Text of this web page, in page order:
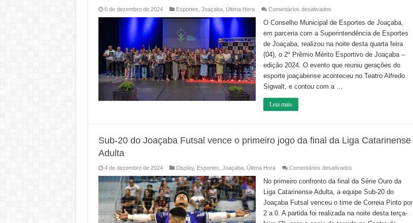
6 de dezembro de 2024 Esportes Joaçaba, Última Hora Comentários desativadosem
Prêmio
Mérito
Esportivo
Joaçaba
celebra
grandes
conquistas
do
esporte
O Conselho Municipal de Esportes de Joaçaba,
em parceria com a Superintendência de Esportes
de Joaçaba, realizou na noite desta quarta feira
(04), o 2º Prêmio Mérito Esportivo de Joaçaba –
edição 2024. O evento que reuniu gerações do
esporte joaçabense aconteceu no Teatro Alfredo
Sigwalt, e contou com a …
Leia mais
Sub-20 do Joaçaba Futsal vence o primeiro jogo da final da Liga Catarinense
Adulta
4 de dezembro de 2024 Display, Esportes Joaçaba, Última Hora Comentários desativadosem
20
do
Joaçaba
Futsal
vence
primeiro
No primeiro confronto da final da Série Ouro da
Liga Catarinense Adulta, a equipe Sub-20 do
Joaçaba Futsal venceu o time de Correia Pinto por
2 a 0. A partida foi realizada na noite desta terça-